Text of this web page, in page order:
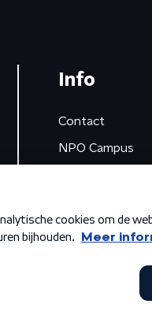
Info
Contact
NPO Campus